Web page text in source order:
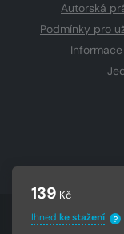
139 Kč
Ihned ke stažení ?
Autorská
Podmínky pro
© 2026 Copyright